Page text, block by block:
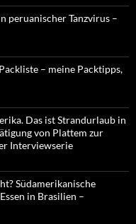
peruanischer Tanzvirus –
– meine Packtipps,
Das ist Strandurlaub in
von Plattem zur
Interviewserie
Südamerikanische
in Brasilien –